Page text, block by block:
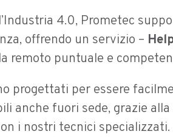
4.0, Prometec
offrendo un servizio –
remoto puntuale e
progettati per essere
anche fuori sede, grazie
i nostri tecnici